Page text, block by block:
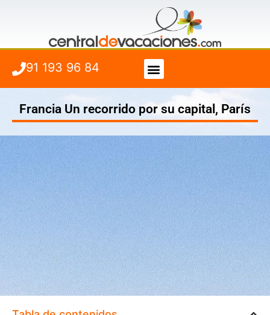
91 193 96 84
Francia Un recorrido por su capital, París